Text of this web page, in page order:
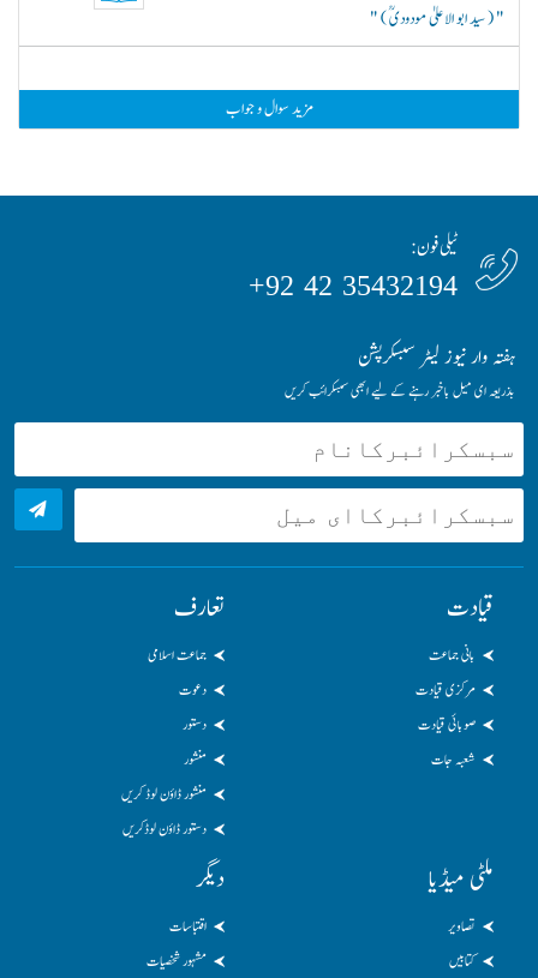
( سید ابو الاعلیٰ مودودیؒ )
مزید سوال و جواب
ٹیلی فون:
35432194 42 92+
ہفتہ وار نیوز لیٹر سبسکرپشن
بذریعہ ای میل باخبر رہنے کے لیے ابھی سبسکرائب کریں
قیادت
بانی جماعت
مرکزی قیادت
صوبائی قیادت
شعبہ جات
تعارف
جماعت اسلامی
دعوت
دستور
منشور
منشور ڈاؤن لوڈ کریں
دستور ڈاؤن لوڈکریں
ملٹی میڈیا
تصاویر
کتابیں
دیگر
اقتباسات
مشہور شخصیات